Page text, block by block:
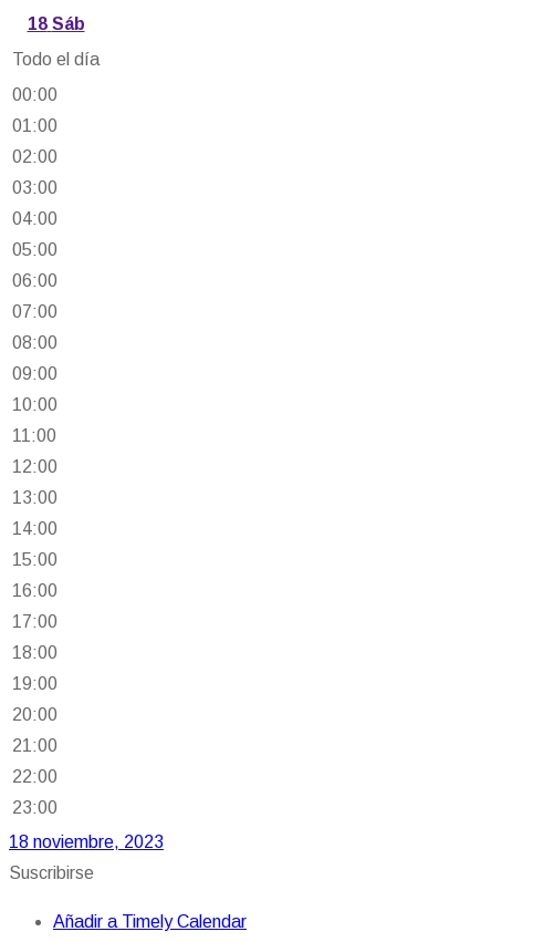
18 Sáb
Todo el día
00:00
01:00
02:00
03:00
04:00
05:00
06:00
07:00
08:00
09:00
10:00
11:00
12:00
13:00
14:00
15:00
16:00
17:00
18:00
19:00
20:00
21:00
22:00
23:00
18 noviembre, 2023
Suscribirse
Añadir a Timely Calendar